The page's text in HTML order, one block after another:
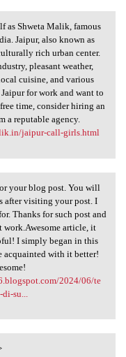
as
as Shweta Malik, famous
Jaipur, also known as
rich urban center.
pleasant weather,
cuisine, and various
for work and want to
time, consider hiring an
a reputable agency.
jaipur-call-girls.html
for
your blog post. You will
after visiting your post. I
Thanks for such post and
work.Awesome article, it
I simply began in this
acquainted with it better!
2024/06/te
su...